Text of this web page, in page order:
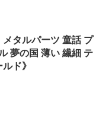
メタルパーツ 童話 プ
夢の国 薄い 繊細 テ
ド》